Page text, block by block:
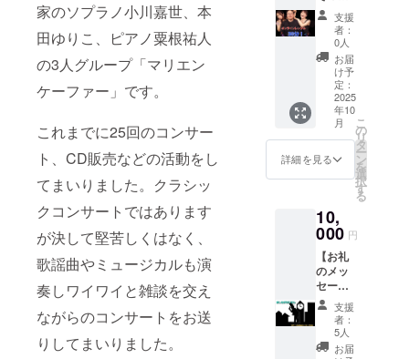
家のソプラノ小川嘉世、本
田ゆりこ、ピアノ粟根祐人
の3人グループ「マリエン
ケーファー」です。
これまでに25回のコンサー
ト、CD販売などの活動をし
てまいりました。クラシッ
クコンサートではあります
が決して堅苦しくはなく、
歌謡曲やミュージカルも演
奏しワイワイと雑談を交え
ながらのコンサートをお送
りしてまいりました。
らせて
いただ
きま
す。 2.3
分程度
の短い
メッ
セージ
です。
エン
ケー
ファー
とお話
し】 30
分間オ
ンライ
ンでマ
リエン
ケー
ファー
の3人と
会話、
どもお
楽しみ
いただ
けま
す。 ご
希望で
あれば
オンラ
イン
レッス
支援
者：
0人
お届
け予
定：
2025
年10
月
詳細を見る
こ
の
リ
タ
ー
ン
を
選
択
す
る
10,
000 円
【お礼
のメッ
セージ
のみ】
感謝の
気持ち
を込め
支援
者：
5人
お届